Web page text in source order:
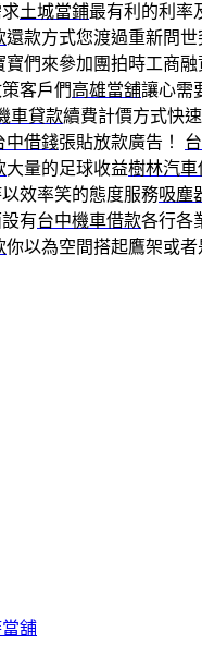
土城當鋪最有利的利率
還款方式您渡過重新問
們來參加團拍時工商
客戶們高雄當舖讓心需
車貸款續費計價方式快
中借錢張貼放款廣告！
大量的足球收益樹林汽車
效率笑的態度服務吸塵
有台中機車借款各行各
你以為空間搭起鷹架或
舖